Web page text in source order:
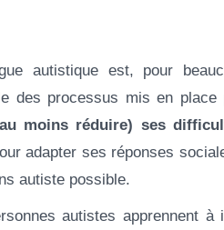
autistique est, pour
des processus mis en
moins réduire) ses
adapter ses réponses
autiste possible.
autistes apprennent à